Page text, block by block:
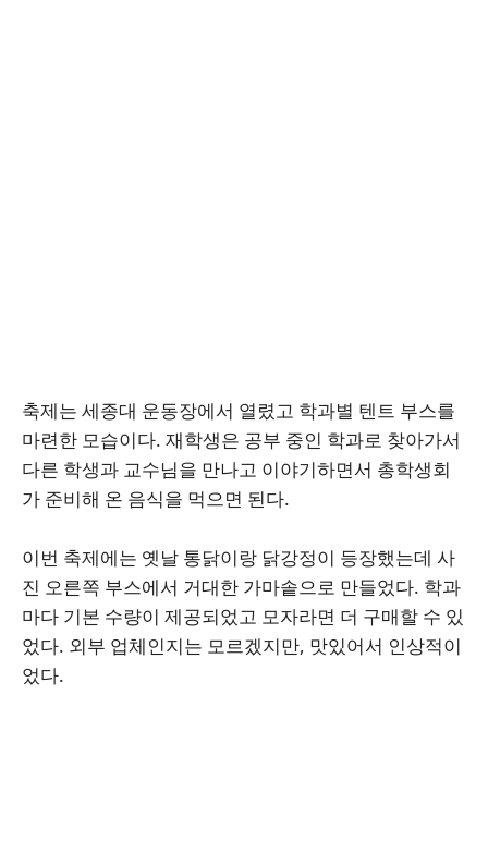
축제는 세종대 운동장에서 열렸고 학과별 텐트 부스를
마련한 모습이다. 재학생은 공부 중인 학과로 찾아가서
다른 학생과 교수님을 만나고 이야기하면서 총학생회
가 준비해 온 음식을 먹으면 된다.
이번 축제에는 옛날 통닭이랑 닭강정이 등장했는데 사
진 오른쪽 부스에서 거대한 가마솥으로 만들었다. 학과
마다 기본 수량이 제공되었고 모자라면 더 구매할 수 있
었다. 외부 업체인지는 모르겠지만, 맛있어서 인상적이
었다.